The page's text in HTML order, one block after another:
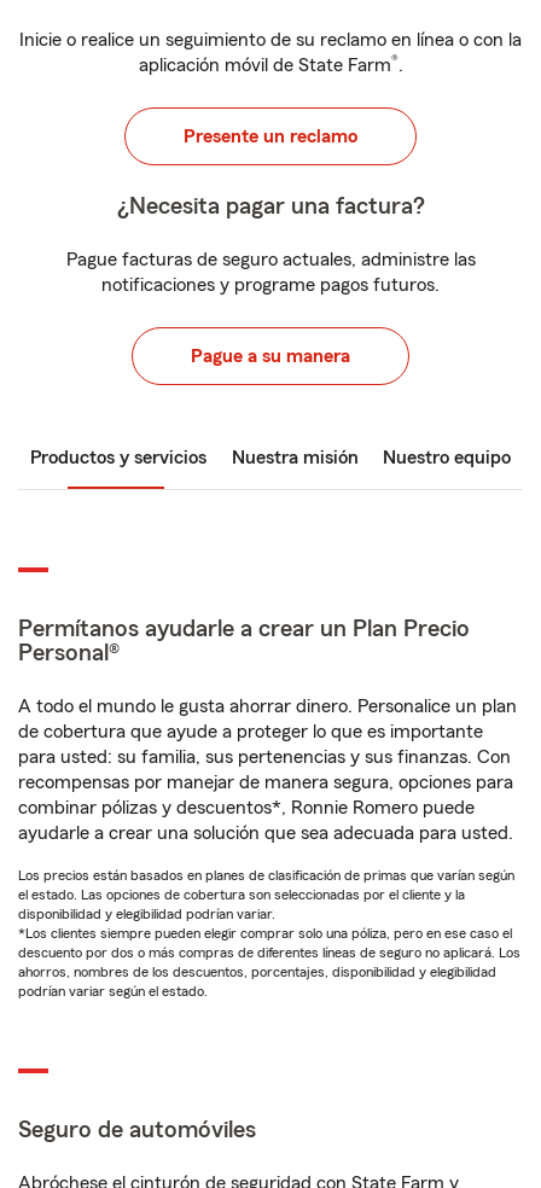
Inicie o realice un seguimiento de su reclamo en línea o con la
aplicación móvil de State Farm®.
Presente un reclamo
¿Necesita pagar una factura?
Pague facturas de seguro actuales, administre las
notificaciones y programe pagos futuros.
Pague a su manera
Productos y servicios Nuestra misión Nuestro equipo
Permítanos ayudarle a crear un Plan Precio
Personal®
A todo el mundo le gusta ahorrar dinero. Personalice un plan
de cobertura que ayude a proteger lo que es importante
para usted: su familia, sus pertenencias y sus finanzas. Con
recompensas por manejar de manera segura, opciones para
combinar pólizas y descuentos*, Ronnie Romero puede
ayudarle a crear una solución que sea adecuada para usted.
Los precios están basados en planes de clasificación de primas que varían según
el estado. Las opciones de cobertura son seleccionadas por el cliente y la
disponibilidad y elegibilidad podrían variar.
*Los clientes siempre pueden elegir comprar solo una póliza, pero en ese caso el
descuento por dos o más compras de diferentes líneas de seguro no aplicará. Los
ahorros, nombres de los descuentos, porcentajes, disponibilidad y elegibilidad
podrían variar según el estado.
Seguro de automóviles
Abróchese el cinturón de seguridad con State Farm y